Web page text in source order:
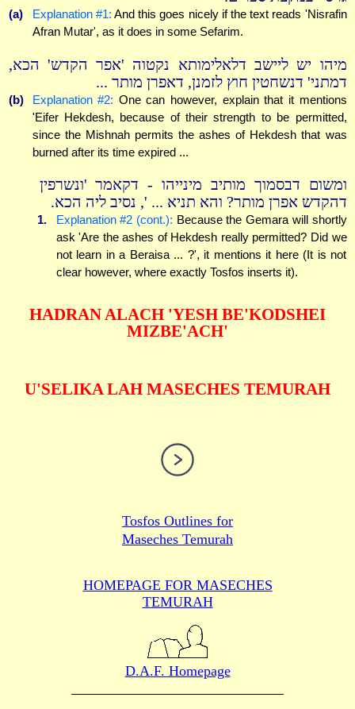
(a) Explanation #1: And this goes nicely if the text reads 'Nisrafin
Afran Mutar', as it does in some Sefarim.
מיהו יש ליישב דלאלימותא נקטוה 'אפר הקדש' הכא,
דמתני' דנשחטין חוץ לזמנן, דאפרן מותר ...
(b) Explanation #2: One can however, explain that it mentions
'Eifer Hekdesh, because of their strength to be permitted,
since the Mishnah permits the ashes of Hekdesh that was
burned after its time expired ...
ומשום דבסמוך מותיב מינייהו - דקאמר 'ונשרפין
דהקדש אפרן מותר? והא תניא ... ', נסיב ליה הכא.
1. Explanation #2 (cont.): Because the Gemara will shortly
ask 'Are the ashes of Hekdesh really permitted? Did we
not learn in a Beraisa ... ?', it mentions it here (It is not
clear however, where exactly Tosfos inserts it).
HADRAN ALACH 'YESH BE'KODSHEI
MIZBE'ACH'
U'SELIKA LAH MASECHES TEMURAH
Tosfos Outlines for
Maseches Temurah
HOMEPAGE FOR MASECHES
TEMURAH
D.A.F. Homepage